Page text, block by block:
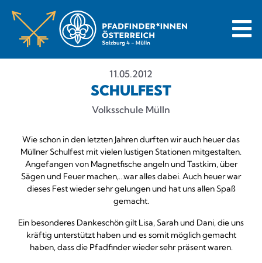
11.05.2012
SCHULFEST
Volksschule Mülln
Wie schon in den letzten Jahren durften wir auch heuer das
Müllner Schulfest mit vielen lustigen Stationen mitgestalten.
Angefangen von Magnetfische angeln und Tastkim, über
Sägen und Feuer machen,…war alles dabei. Auch heuer war
dieses Fest wieder sehr gelungen und hat uns allen Spaß
gemacht.
Ein besonderes Dankeschön gilt Lisa, Sarah und Dani, die uns
kräftig unterstützt haben und es somit möglich gemacht
haben, dass die Pfadfinder wieder sehr präsent waren.